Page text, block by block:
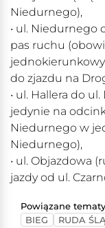
Niedurnego),
• ul. Niedurnego
pas ruchu
do zjazdu na
• ul. Hallera do
jedynie na
Niedurnego w
Niedurnego),
• ul. Objazdowa
jazdy od ul.
Powiązane
BIEG
RUDA